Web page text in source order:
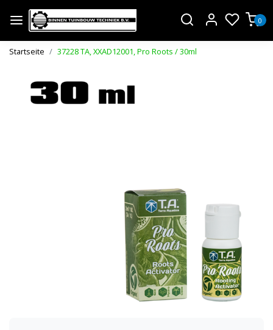
0
Startseite 37228 TA, XXAD12001, Pro Roots / 30ml